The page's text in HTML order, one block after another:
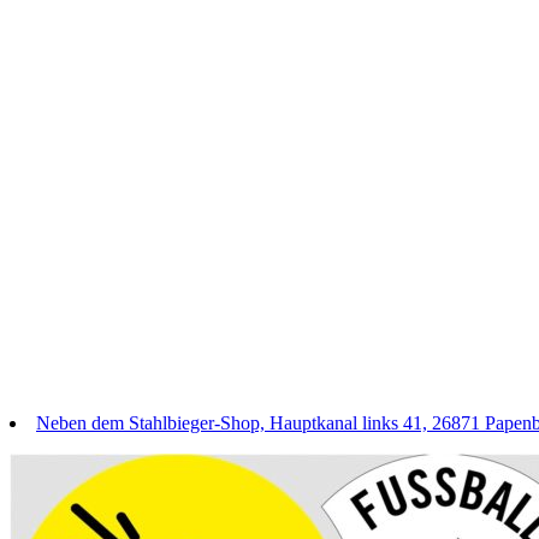
Neben dem Stahlbieger-Shop, Hauptkanal links 41, 26871